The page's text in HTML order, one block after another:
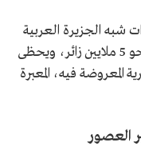
شبه الجزيرة العربية
الأكبر من نوعه،واستقبل خلال محطاته نحو 5 ملايين زائر، ويحظى
المعروضة فيه، المعبرة
العصور